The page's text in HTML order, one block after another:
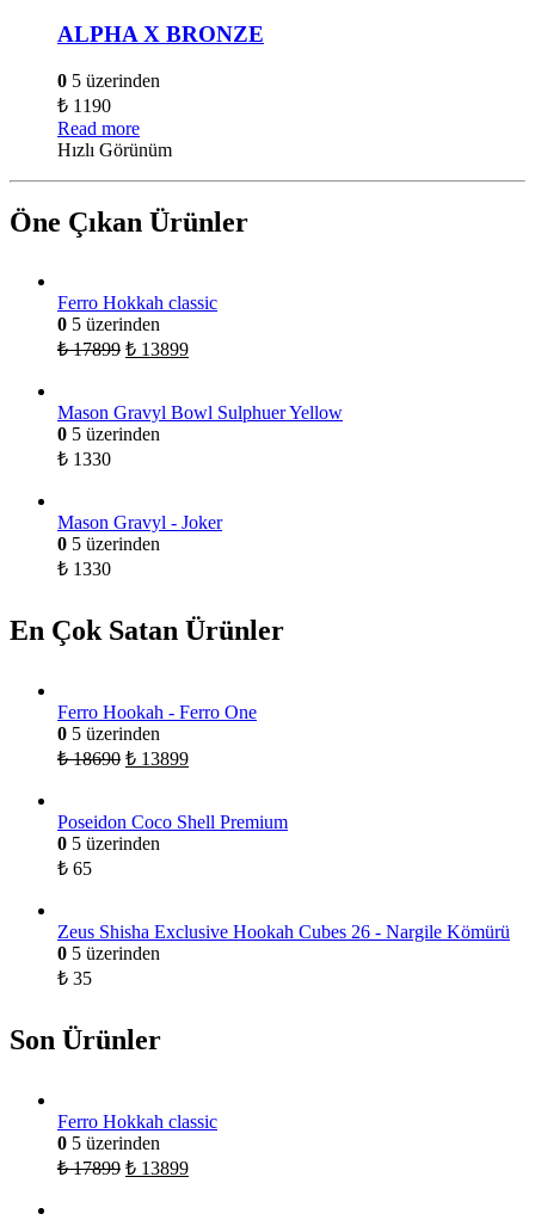
ALPHA X BRONZE
0 5 üzerinden
₺ 1190
Read more
Hızlı Görünüm
Öne Çıkan Ürünler
Ferro Hokkah classic
0 5 üzerinden
₺17899 ₺ 13899
Mason Gravyl Bowl Sulphuer Yellow
0 5 üzerinden
₺ 1330
Mason Gravyl - Joker
0 5 üzerinden
₺ 1330
En Çok Satan Ürünler
Ferro Hookah - Ferro One
0 5 üzerinden
₺18690 ₺ 13899
Poseidon Coco Shell Premium
0 5 üzerinden
₺ 65
Zeus Shisha Exclusive Hookah Cubes 26 - Nargile Kömürü
0 5 üzerinden
₺ 35
Son Ürünler
Ferro Hokkah classic
0 5 üzerinden
₺17899 ₺ 13899